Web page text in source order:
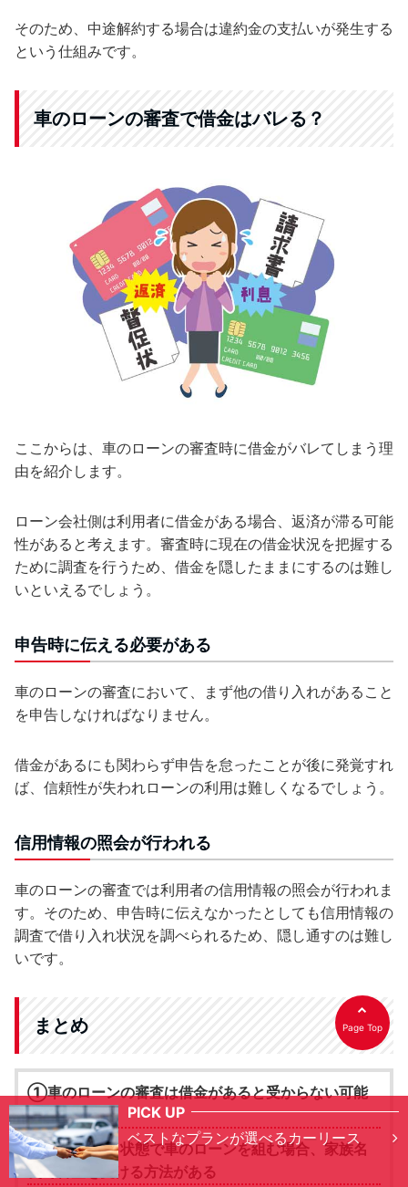
そのため、中途解約する場合は違約金の支払いが発生する
という仕組みです。
車のローンの審査で借金はバレる？
ここからは、車のローンの審査時に借金がバレてしまう理
由を紹介します。
ローン会社側は利用者に借金がある場合、返済が滞る可能
性があると考えます。審査時に現在の借金状況を把握する
ために調査を行うため、借金を隠したままにするのは難し
いといえるでしょう。
申告時に伝える必要がある
車のローンの審査において、まず他の借り入れがあること
を申告しなければなりません。
借金があるにも関わらず申告を怠ったことが後に発覚すれ
ば、信頼性が失われローンの利用は難しくなるでしょう。
信用情報の照会が行われる
車のローンの審査では利用者の信用情報の照会が行われま
す。そのため、申告時に伝えなかったとしても信用情報の
調査で借り入れ状況を調べられるため、隠し通すのは難し
いです。
まとめ
①車のローンの審査は借金があると受からない可能
性が高い
②借金がある状態で車のローンを組む場合、家族名
義で審査を受ける方法がある
PICK UP
ベストなプランが選べるカーリース
Page Top